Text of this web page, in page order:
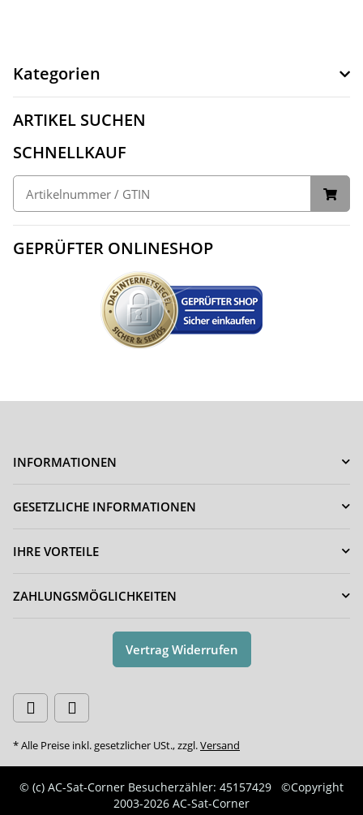
Kategorien
ARTIKEL SUCHEN
SCHNELLKAUF
GEPRÜFTER ONLINESHOP
INFORMATIONEN
GESETZLICHE INFORMATIONEN
IHRE VORTEILE
ZAHLUNGSMÖGLICHKEITEN
Vertrag Widerrufen
* Alle Preise inkl. gesetzlicher USt., zzgl.Versand
© (c) AC-Sat-Corner Besucherzähler: 45157429
©Copyright
2003-2026 AC-Sat-Corner